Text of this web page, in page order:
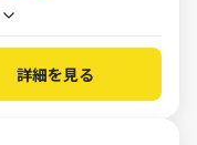
詳細を見る